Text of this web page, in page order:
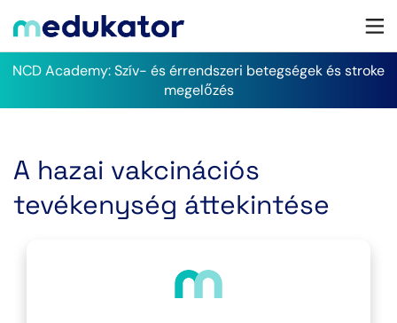
NCD Academy: Szív- és érrendszeri betegségek és stroke
megelőzés
A hazai vakcinációs
tevékenység áttekintése